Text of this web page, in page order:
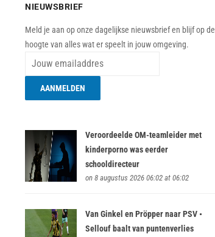
NIEUWSBRIEF
Meld je aan op onze dagelijkse nieuwsbrief en blijf op de
hoogte van alles wat er speelt in jouw omgeving.
Veroordeelde OM-teamleider met
kinderporno was eerder
schooldirecteur
on 8 augustus 2026 06:02 at 06:02
Van Ginkel en Pröpper naar PSV •
Sellouf baalt van puntenverlies